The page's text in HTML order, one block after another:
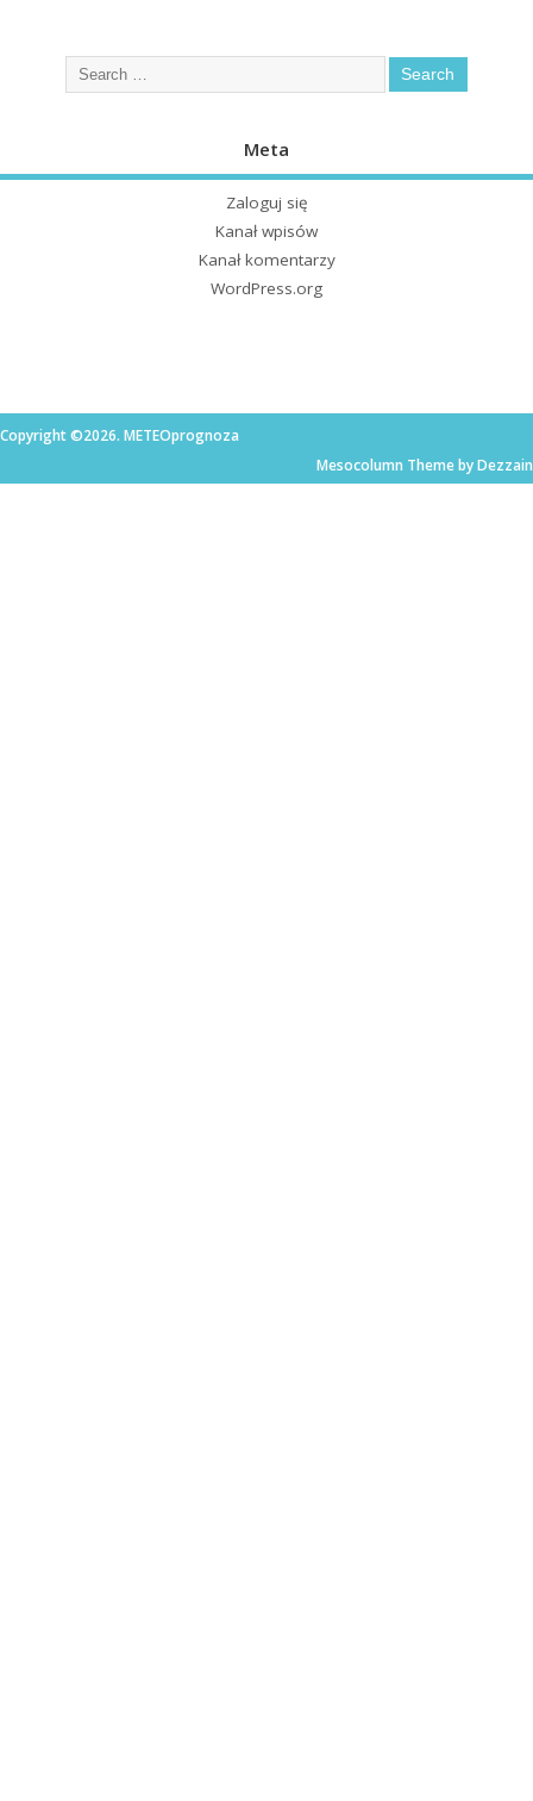
Meta
Zaloguj się
Kanał wpisów
Kanał komentarzy
WordPress.org
Copyright ©2026. METEOprognoza
Mesocolumn Theme by Dezzain